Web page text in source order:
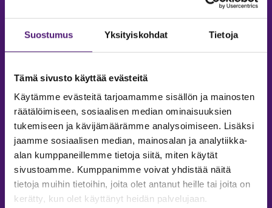
Suostumus Yksityiskohdat Tietoja
Tämä sivusto käyttää evästeitä
Käytämme evästeitä tarjoamamme sisällön ja mainosten
räätälöimiseen, sosiaalisen median ominaisuuksien
tukemiseen ja kävijämäärämme analysoimiseen. Lisäksi
jaamme sosiaalisen median, mainosalan ja analytiikka-
alan kumppaneillemme tietoja siitä, miten käytät
sivustoamme. Kumppanimme voivat yhdistää näitä
tietoja muihin tietoihin, joita olet antanut heille tai joita on
kerätty, kun olet käyttänyt heidän palvelujaan.
MAJOITUS